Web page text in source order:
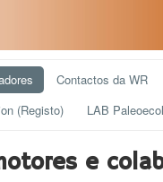
Contactos da WR
(Registo) LAB
e